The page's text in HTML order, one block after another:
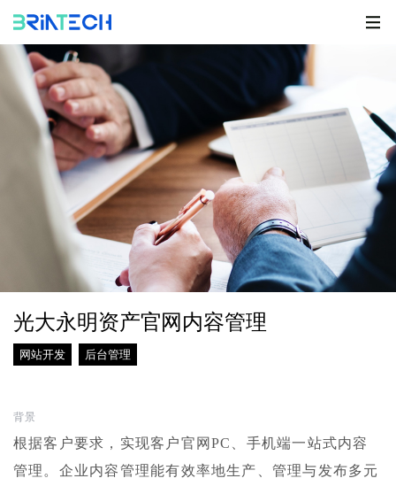
光大永明资产官网内容管理
网站开发 后台管理
背景
根据客户要求，实现客户官网PC、手机端一站式内容
管理。企业内容管理能有效率地生产、管理与发布多元